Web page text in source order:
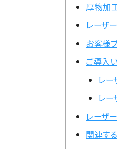
厚物加
レーザ
お客様
ご導入
レー
レ
レーザ
関連す